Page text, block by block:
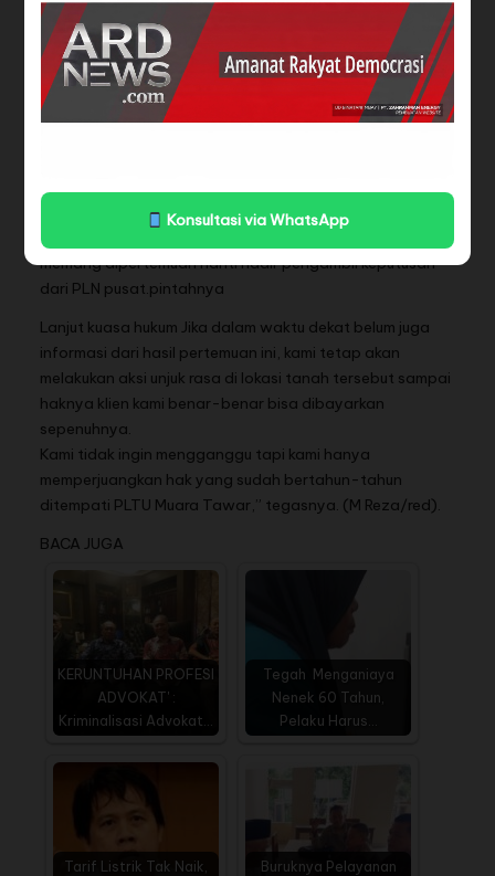
Konsultasi via WhatsApp
“Akan tetapi dari hasil pertemuan tersebut kami merasa
belum ada titik temu karena dalam pertemuan tidak
adanya seseorang yang bisa mengambil kebijakan terkait
nasib klien kami yang tanahnya belum dibayarkan oleh
PLTU Muara Tawar,” katanya.
kepada PLN pusat untuk kembali diadakan pertemuan
segerah pengambil kebijakan.Kita bisa buka data jika
memang dipertemuan nanti hadir pengambil keputusan
dari PLN pusat.pintahnya
Lanjut kuasa hukum Jika dalam waktu dekat belum juga
informasi dari hasil pertemuan ini, kami tetap akan
melakukan aksi unjuk rasa di lokasi tanah tersebut sampai
haknya klien kami benar-benar bisa dibayarkan
sepenuhnya.
Kami tidak ingin mengganggu tapi kami hanya
memperjuangkan hak yang sudah bertahun-tahun
ditempati PLTU Muara Tawar,” tegasnya. (M Reza/red).
BACA JUGA
KERUNTUHAN PROFESI
ADVOKAT' :
Kriminalisasi Advokat…
Tegah Menganiaya
Nenek 60 Tahun,
Pelaku Harus…
Tarif Listrik Tak Naik,
Buruknya Pelayanan